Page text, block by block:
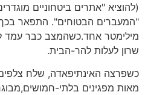
(להוציא "אתרים ביטחוניים
"המעברים הבטוחים". התפאר
מילימטר אחד.כשהמצב כבר עמד
שרון לעלות להר-הבית.
כשפרצה האינתיפאדה, שלח
מאות מפגינים בלתי-